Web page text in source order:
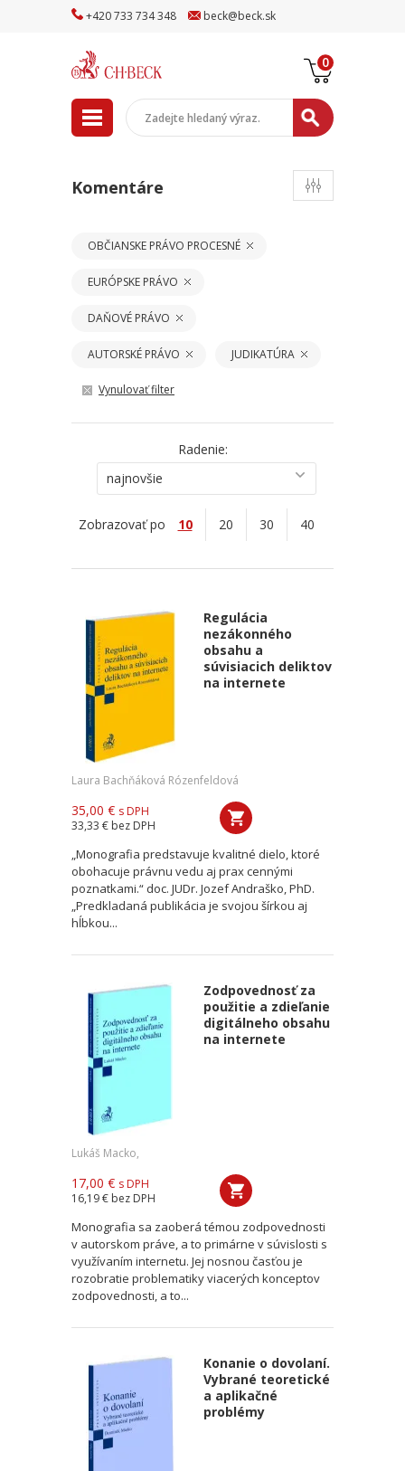
+420733 734348 beck@beck.sk
0
Komentáre
OBČIANSKE PRÁVO PROCESNÉ
EURÓPSKE PRÁVO
DAŇOVÉ PRÁVO
AUTORSKÉ PRÁVO JUDIKATÚRA
Vynulovať filter
Radenie:
najnovšie
Zobrazovať po 10 20 30 40
Regulácia
nezákonného
obsahu a
súvisiacich deliktov
na internete
Laura Bachňáková Rózenfeldová
35,00 € s DPH
33,33 € bez DPH
„Monografia predstavuje kvalitné dielo, ktoré
obohacuje právnu vedu aj prax cennými
poznatkami.“ doc. JUDr. Jozef Andraško, PhD.
„Predkladaná publikácia je svojou šírkou aj
hĺbkou...
Zodpovednosť za
použitie a zdieľanie
digitálneho obsahu
na internete
Lukáš Macko,
17,00 € s DPH
16,19 € bez DPH
Monografia sa zaoberá témou zodpovednosti
v autorskom práve, a to primárne v súvislosti s
využívaním internetu. Jej nosnou časťou je
rozobratie problematiky viacerých konceptov
zodpovednosti, a to...
Konanie o dovolaní.
Vybrané teoretické
a aplikačné
problémy